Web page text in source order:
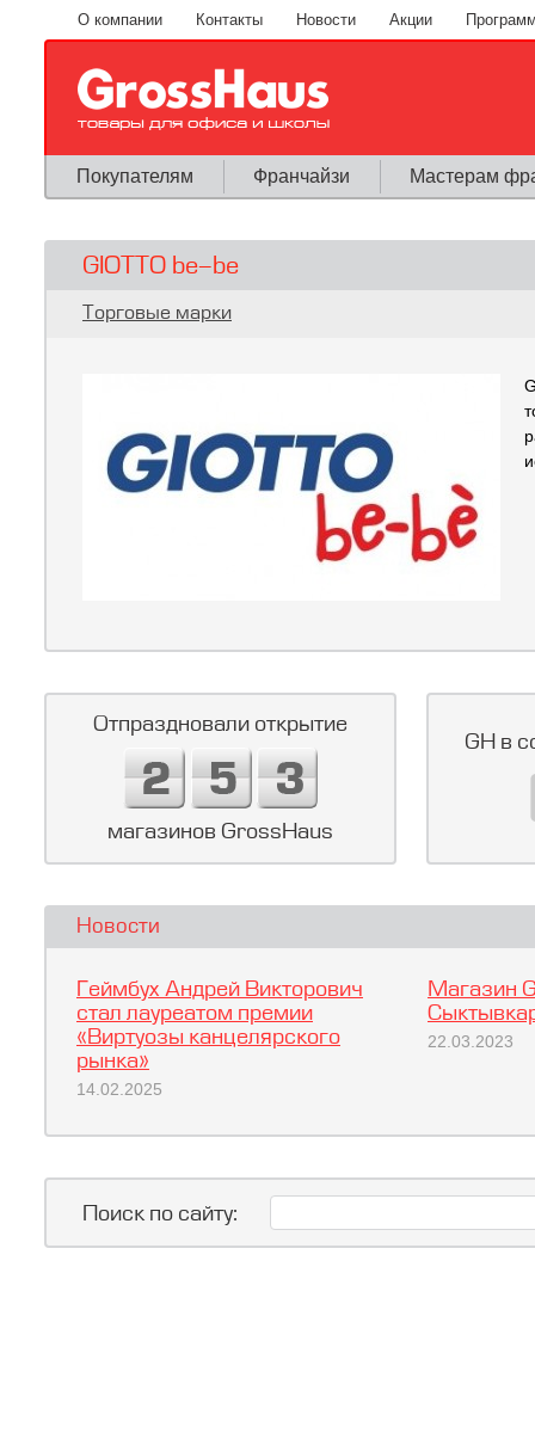
Перейти к основному содержанию
О компании Контакты Новости Акции
Покупателям Франчайзи Мастерам
GIOTTO be-be
Вы здесь
Торговые марки
Отпраздновали открытие
магазинов GrossHaus
GH в
Новости
Геймбух Андрей Викторович
стал лауреатом премии
«Виртуозы канцелярского
рынка»
14.02.2025
Магазин
22.03.2023
Поиск по сайту: